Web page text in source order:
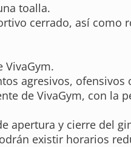
toalla.
cerrado, así como
VivaGym.
agresivos,
de VivaGym, con la
apertura y cierre del
existir horarios